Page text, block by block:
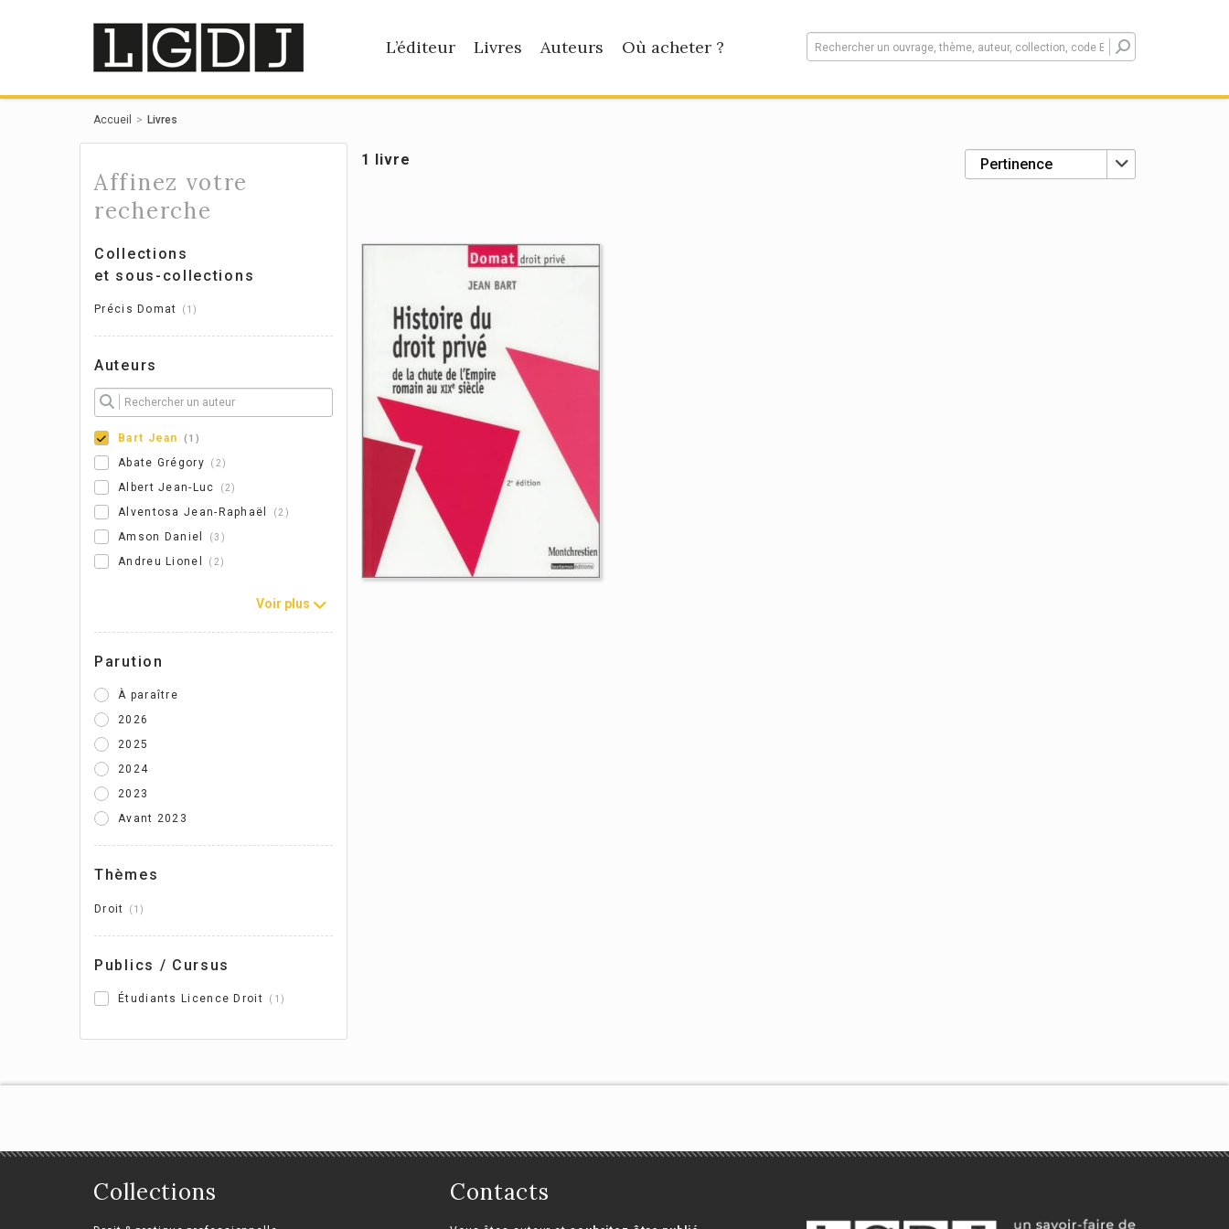
L’éditeur Livres Auteurs Où acheter ?
Accueil Livres
Affinez votre
recherche
Collections
et sous-collections
Précis Domat 1
Auteurs
Bart Jean 1
Abate Grégory 2
Albert Jean-Luc 2
Alventosa Jean-Raphaël 2
Amson Daniel 3
Andreu Lionel 2
Voir plus
Parution
À paraître
2026
2025
2024
2023
Avant 2023
Thèmes
Droit 1
Publics / Cursus
Étudiants Licence Droit 1
1 livre
Collections Contacts